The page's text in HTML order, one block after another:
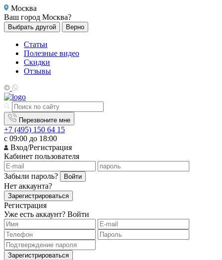
Москва
Ваш город Москва?
Выбрать другой Верно
Статьи
Полезные видео
Скидки
Отзывы
Перезвоните мне
+7 (495) 150 64 15
с 09:00 до 18:00
Вход/Регистрация
Кабинет пользователя
Забыли пароль? Войти
Нет аккаунта?
Зарегистрироваться
Регистрация
Уже есть аккаунт? Войти
Зарегистрироваться